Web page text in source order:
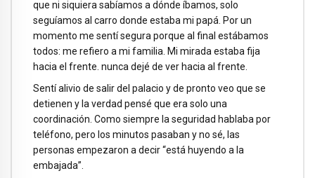
que ni siquiera sabíamos a dónde íbamos, solo
seguíamos al carro donde estaba mi papá. Por un
momento me sentí segura porque al final estábamos
todos: me refiero a mi familia. Mi mirada estaba fija
hacia el frente. nunca dejé de ver hacia al frente.
Sentí alivio de salir del palacio y de pronto veo que se
detienen y la verdad pensé que era solo una
coordinación. Como siempre la seguridad hablaba por
teléfono, pero los minutos pasaban y no sé, las
personas empezaron a decir “está huyendo a la
embajada”.